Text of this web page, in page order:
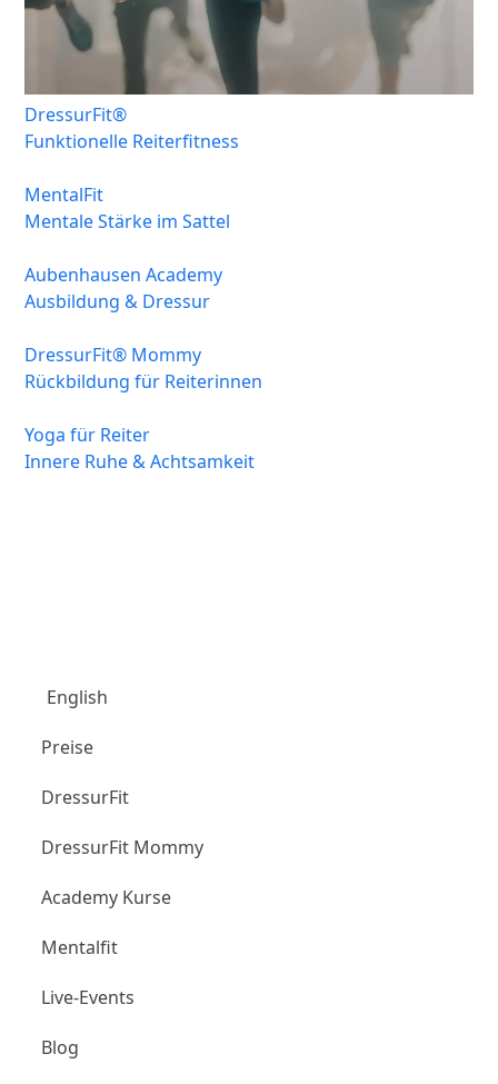
DressurFit®
Funktionelle Reiterfitness
MentalFit
Mentale Stärke im Sattel
Aubenhausen Academy
Ausbildung & Dressur
DressurFit® Mommy
Rückbildung für Reiterinnen
Yoga für Reiter
Innere Ruhe & Achtsamkeit
English
Preise
DressurFit
DressurFit Mommy
Academy Kurse
Mentalfit
Live-Events
Blog